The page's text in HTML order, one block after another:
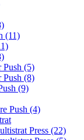
(11)
Push (5)
Push (8)
(9)
Push (4)
Press (22)